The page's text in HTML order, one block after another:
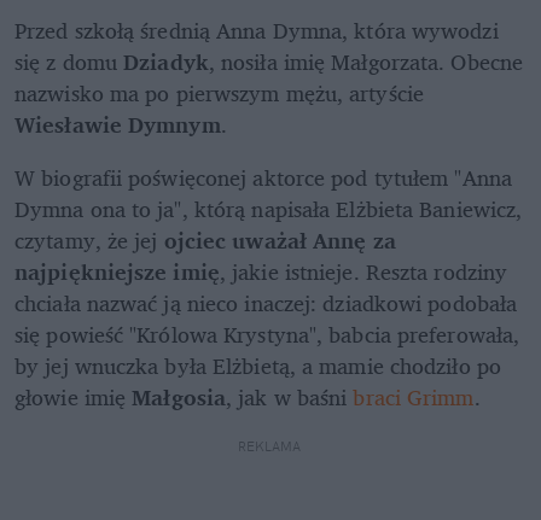
Przed szkołą średnią Anna Dymna, która wywodzi
się z domu Dziadyk, nosiła imię Małgorzata. Obecne
Wiesławie Dymnym.
W biografii poświęconej aktorce pod tytułem "Anna
Dymna ona to ja", którą napisała Elżbieta Baniewicz,
czytamy, że jej ojciec uważał Annę za
najpiękniejsze imię, jakie istnieje. Reszta rodziny
chciała nazwać ją nieco inaczej: dziadkowi podobała
się powieść "Królowa Krystyna", babcia preferowała,
by jej wnuczka była Elżbietą, a mamie chodziło po
głowie imię Małgosia, jak w baśni braci Grimm.
REKLAMA